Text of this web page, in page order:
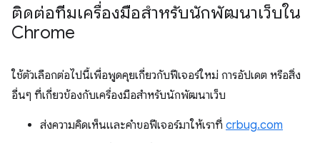
ติดต่อทีมเครื่องมือสำหรับนักพัฒนาเว็บใน
Chrome
ใช้ตัวเลือกต่อไปนี้เพื่อพูดคุยเกี่ยวกับฟีเจอร์ใหม่ การอัปเดต หรือสิ่ง
อื่นๆ ที่เกี่ยวข้องกับเครื่องมือสำหรับนักพัฒนาเว็บ
ส่งความคิดเห็นและคำขอฟีเจอร์มาให้เราที่ crbug.com